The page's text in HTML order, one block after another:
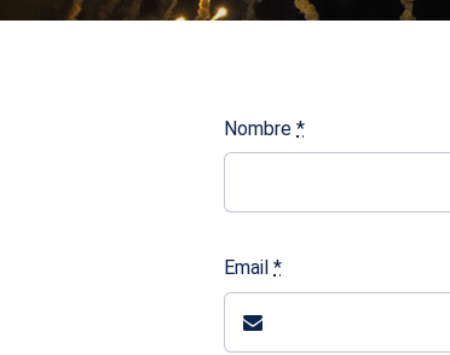
Nombre*
Email*